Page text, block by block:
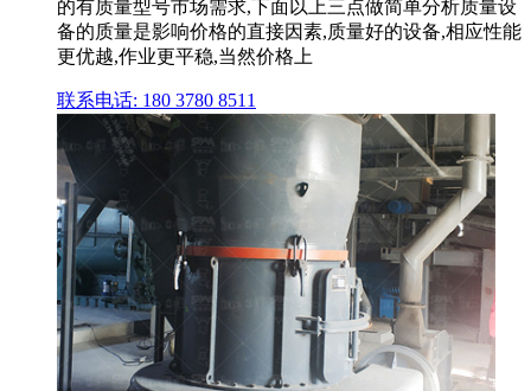
的有质量型号市场需求,下面以上三点做简单分析质量设
备的质量是影响价格的直接因素,质量好的设备,相应性能
更优越,作业更平稳,当然价格上
联系电话: 180 3780 8511